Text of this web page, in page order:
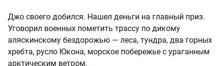
Джо своего добился. Нашел деньги на главный приз.
Уговорил военных пометить трассу по дикому
аляскинскому бездорожью — леса, тундра, два горных
хребта, русло Юкона, морское побережье с ураганным
арктическим ветром.